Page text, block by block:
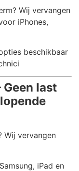
Wij vervangen
iPhones,
beschikbaar
last
Wij vervangen
iPad en